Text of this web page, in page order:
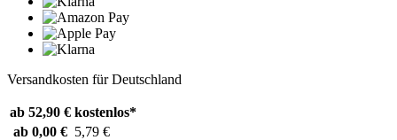
Versandkosten für Deutschland
ab 52,90 € kostenlos*
ab 0,00 € 5,79 €